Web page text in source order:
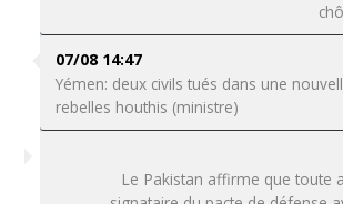
07/08 14:47
Yémen: deux civils tués dans une
rebelles houthis (ministre)
Le Pakistan affirme que toute